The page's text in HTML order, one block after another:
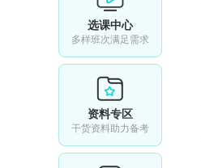
选课中心
多样班次满足需求
资料专区
干货资料助力备考